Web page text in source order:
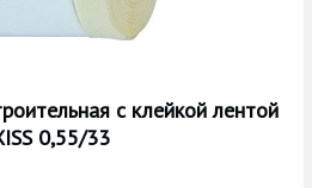
с клейкой лентой
0,55/33